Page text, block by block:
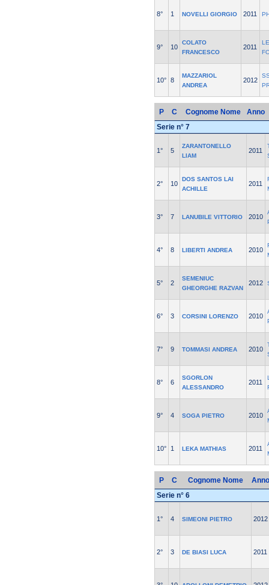
8° 1 NOVELLI GIORGIO 2011
9° 10
COLATO
FRANCESCO
2011
10° 8
MAZZARIOL
ANDREA
2012
P C Cognome Nome
Anno
Serie n° 7
1° 5
ZARANTONELLO
LIAM
2011
2° 10
DOS SANTOS LAI
ACHILLE
2011
3° 7 LANUBILE VITTORIO 2010
4° 8 LIBERTI ANDREA 2010
5° 2
SEMENIUC
GHEORGHE RAZVAN
2012
6° 3 CORSINI LORENZO 2010
7° 9 TOMMASI ANDREA 2010
8° 6
SGORLON
ALESSANDRO
2011
9° 4 SOGA PIETRO 2010
10° 1 LEKA MATHIAS 2011
P C Cognome Nome
Anno
Serie n° 6
1° 4 SIMEONI PIETRO 2012
2° 3 DE BIASI LUCA 2011